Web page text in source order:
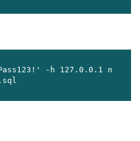
-h 127.0.0.1 n